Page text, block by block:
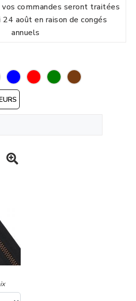
commandes seront traitées
août en raison de congés
annuels